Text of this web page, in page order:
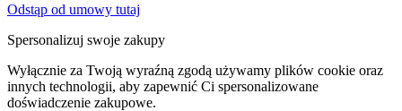
Odstąp od umowy tutaj
Spersonalizuj swoje zakupy
Wyłącznie za Twoją wyraźną zgodą używamy plików cookie oraz
innych technologii, aby zapewnić Ci spersonalizowane
doświadczenie zakupowe.